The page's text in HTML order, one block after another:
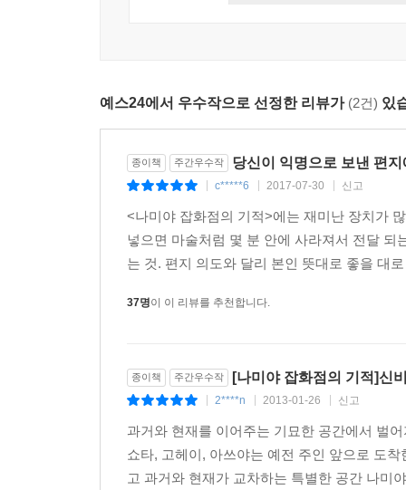
……
앞으로 삼십 년만 지나보세요. 그런 태평한 소리
취직이 될까 말까 하는 시대가 옵니다. 틀림없이 와
_본문 126쪽
하지만 처음에는 비꼬는 듯한 말투에 반감을 가
기적은 여기서 그치지 않는다. 고민 상담을 해
셈이다. 다른 사람의 일을 내 일처럼 여기고 고민
살고 있는 결점투성이의 젊은이들이 그러한 기
젊은이들로 했습니다. 타인의 고민 따위에는
과거에서 날아온 편지를 받았을 때 어떻게 행동할
“뭔가 설명은 잘 못하겠지만…….” 고헤이가 우물
“지금까지 살아오면서 오늘 밤 처음으로 남에게
예스24에서 우수작으로 선정한 리뷰가 (2건) 있
종이책 주간우수작 당신이 익명으로 보낸 편
c*****6 2017-07-30 신고
<나미야 잡화점의 기적>에는 재미난 장치가
넣으면 마술처럼 몇 분 안에 사라져서 전달
는 것. 편지 의도와 달리 본인 뜻대로 좋을 대
37명이 이 리뷰를 추천합니다.
종이책 주간우수작 [나미야 잡화점의 기적]신
2****n 2013-01-26 신고
과거와 현재를 이어주는 기묘한 공간에서 벌
쇼타, 고헤이, 아쓰야는 예전 주인 앞으로 도
고 과거와 현재가 교차하는 특별한 공간 나미